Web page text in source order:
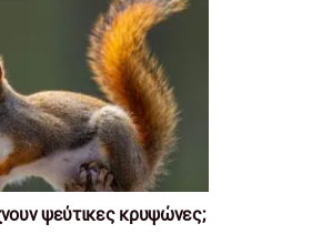
ψεύτικες κρυψώνες;